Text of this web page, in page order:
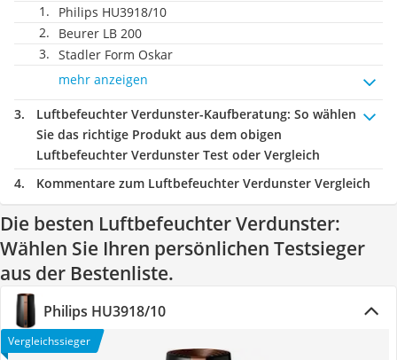
Philips HU3918/10
Beurer LB 200
Stadler Form Oskar
mehr anzeigen
Luftbefeuchter Verdunster-Kaufberatung: So wählen
Sie das richtige Produkt aus dem obigen
Luftbefeuchter Verdunster Test oder Vergleich
Kommentare zum Luftbefeuchter Verdunster Vergleich
Die besten Luftbefeuchter Verdunster:
Wählen Sie Ihren persönlichen Testsieger
aus der Bestenliste.
Philips HU3918/10
Vergleichssieger